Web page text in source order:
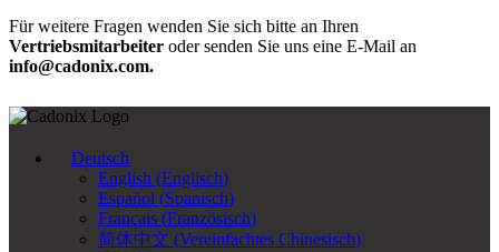
Für weitere Fragen wenden Sie sich bitte an Ihren
Vertriebsmitarbeiter oder senden Sie uns eine E-Mail an
info@cadonix.com.
Deutsch
English (Englisch)
Español (Spanisch)
Français (Französisch)
简体中文 (Vereinfachtes Chinesisch)